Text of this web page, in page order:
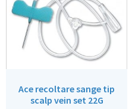
Ace recoltare sange tip
scalp vein set 22G